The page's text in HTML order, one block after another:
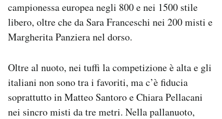
campionessa europea negli 800 e nei 1500 stile
libero, oltre che da Sara Franceschi nei 200 misti e
Margherita Panziera nel dorso.
Oltre al nuoto, nei tuffi la competizione è alta e gli
italiani non sono tra i favoriti, ma c’è fiducia
soprattutto in Matteo Santoro e Chiara Pellacani
nei sincro misti da tre metri. Nella pallanuoto,